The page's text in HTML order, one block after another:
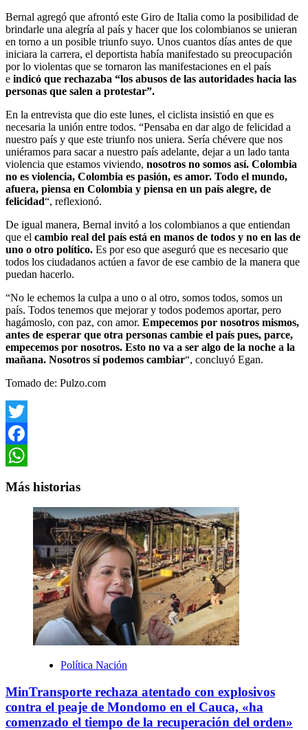
Bernal agregó que afrontó este Giro de Italia como la posibilidad de
brindarle una alegría al país y hacer que los colombianos se unieran
en torno a un posible triunfo suyo. Unos cuantos días antes de que
iniciara la carrera, el deportista había manifestado su preocupación
por lo violentas que se tornaron las manifestaciones en el país
e indicó que rechazaba “los abusos de las autoridades hacia las
personas que salen a protestar”.
En la entrevista que dio este lunes, el ciclista insistió en que es
necesaria la unión entre todos. “Pensaba en dar algo de felicidad a
nuestro país y que este triunfo nos uniera. Sería chévere que nos
uniéramos para sacar a nuestro país adelante, dejar a un lado tanta
violencia que estamos viviendo, nosotros no somos así. Colombia
no es violencia, Colombia es pasión, es amor. Todo el mundo,
afuera, piensa en Colombia y piensa en un país alegre, de
felicidad“, reflexionó.
De igual manera, Bernal invitó a los colombianos a que entiendan
que el cambio real del país está en manos de todos y no en las de
uno o otro político. Es por eso que aseguró que es necesario que
todos los ciudadanos actúen a favor de ese cambio de la manera que
puedan hacerlo.
“No le echemos la culpa a uno o al otro, somos todos, somos un
país. Todos tenemos que mejorar y todos podemos aportar, pero
hagámoslo, con paz, con amor. Empecemos por nosotros mismos,
antes de esperar que otra personas cambie el país pues, parce,
empecemos por nosotros. Esto no va a ser algo de la noche a la
mañana. Nosotros sí podemos cambiar“, concluyó Egan.
Tomado de: Pulzo.com
Twitter
Facebook
Más historias
Política Nación
MinTransporte rechaza atentado con explosivos
contra el peaje de Mondomo en el Cauca, «ha
comenzado el tiempo de la recuperación del orden»